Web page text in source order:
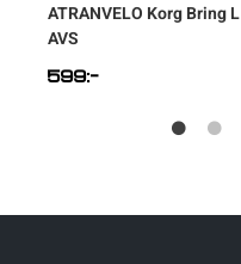
ATRANVELO Korg Bring L
AVS
599:-